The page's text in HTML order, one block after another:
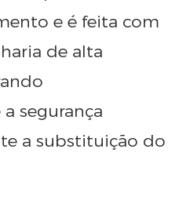
e é feita com
de alta
segurança
a substituição do